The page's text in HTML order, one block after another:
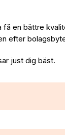
en bättre
efter
just dig bäst.